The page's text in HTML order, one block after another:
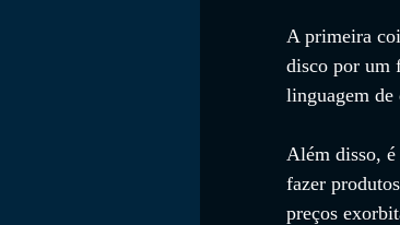
A primeira
disco por um
linguagem de
Além disso,
fazer
preços